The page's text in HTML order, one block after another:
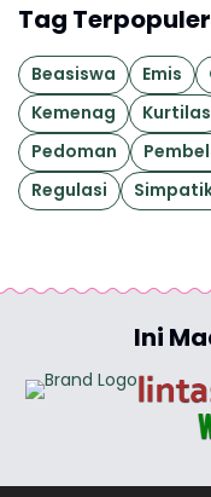
Tag Terpopuler
Beasiswa Emis
Kemenag
Kurtilas
Pedoman
Regulasi
Ini